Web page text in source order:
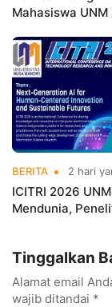
Mahasiswa UNM
Menarik dan
BERITA 2 hari
ICITRI 2026 UNM
Mendunia,
Tinggalkan
Alamat email
wajib ditandai *